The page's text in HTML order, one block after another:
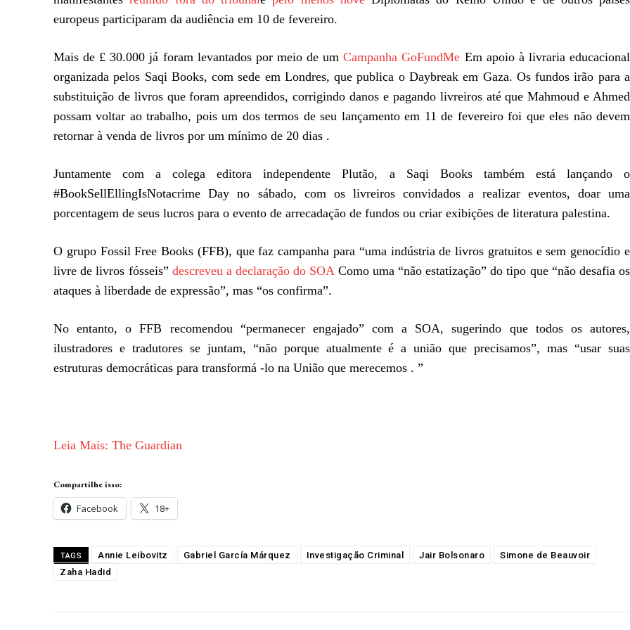
europeus participaram da audiência em 10 de fevereiro.
Mais de £ 30.000 já foram levantados por meio de umCampanha GoFundMe Em apoio à livraria educacional
organizada pelos Saqi Books, com sede em Londres, que publica o Daybreak em Gaza. Os fundos irão para a
substituição de livros que foram apreendidos, corrigindo danos e pagando livreiros até que Mahmoud e Ahmed
possam voltar ao trabalho, pois um dos termos de seu lançamento em 11 de fevereiro foi que eles não devem
retornar à venda de livros por um mínimo de 20 dias .
Juntamente com a colega editora independente Plutão, a Saqi Books também está lançando o
#BookSellEllingIsNotacrime Day no sábado, com os livreiros convidados a realizar eventos, doar uma
porcentagem de seus lucros para o evento de arrecadação de fundos ou criar exibições de literatura palestina.
O grupo Fossil Free Books (FFB), que faz campanha para “uma indústria de livros gratuitos e sem genocídio e
livre de livros fósseis” descreveu a declaração do SOAComo uma “não estatização” do tipo que “não desafia os
ataques à liberdade de expressão”, mas “os confirma”.
No entanto, o FFB recomendou “permanecer engajado” com a SOA, sugerindo que todos os autores,
ilustradores e tradutores se juntam, “não porque atualmente é a união que precisamos”, mas “usar suas
estruturas democráticas para transformá -lo na União que merecemos . ”
Leia Mais: The Guardian
Compartilhe isso:
Facebook 18+
TAGS Annie Leibovitz Gabriel García Márquez Investigação Criminal Jair Bolsonaro
Simone de Beauvoir
Zaha Hadid